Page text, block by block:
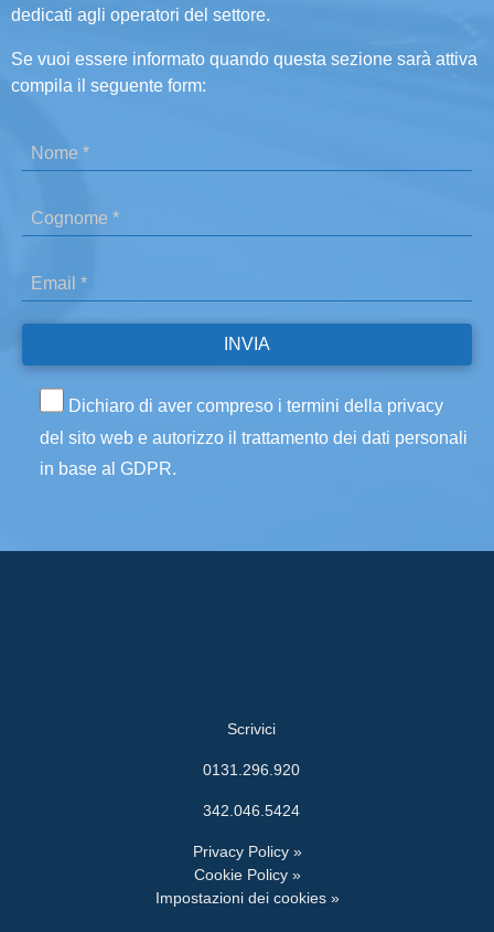
dedicati agli operatori del settore.
Se vuoi essere informato quando questa sezione sarà attiva
compila il seguente form:
Dichiaro di aver compreso i termini della privacy
del sito web e autorizzo il trattamento dei dati personali
in base al GDPR.
Scrivici
0131.296.920
342.046.5424
Privacy Policy »
Cookie Policy »
Impostazioni dei cookies »